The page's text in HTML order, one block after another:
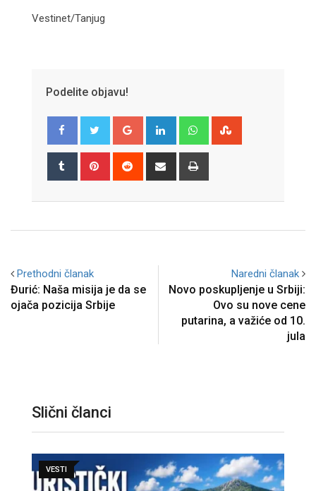
Vestinet/Tanjug
Podelite objavu!
Google+ LinkedIn Whatsapp
Tumblr Pinterest Reddit
Share
Prethodni članak
Đurić: Naša misija je da se
ojača pozicija Srbije
Naredni članak
Novo poskupljenje u Srbiji:
Ovo su nove cene
putarina, a važiće od 10.
jula
Slični članci
VESTI